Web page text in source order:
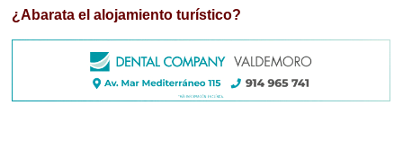
¿Abarata el alojamiento turístico?